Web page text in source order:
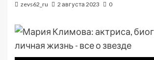
zevs62_ru 2 августа 2023 0